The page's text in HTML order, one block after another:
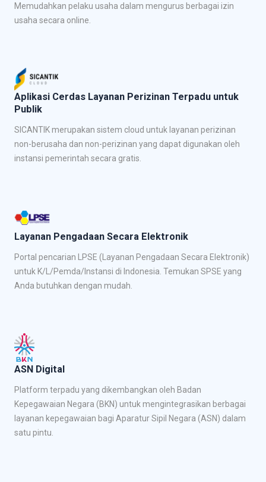
Memudahkan pelaku usaha dalam mengurus berbagai izin
usaha secara online.
Aplikasi Cerdas Layanan Perizinan Terpadu untuk
Publik
SICANTIK merupakan sistem cloud untuk layanan perizinan
non-berusaha dan non-perizinan yang dapat digunakan oleh
instansi pemerintah secara gratis.
Layanan Pengadaan Secara Elektronik
Portal pencarian LPSE (Layanan Pengadaan Secara Elektronik)
untuk K/L/Pemda/Instansi di Indonesia. Temukan SPSE yang
Anda butuhkan dengan mudah.
ASN Digital
Platform terpadu yang dikembangkan oleh Badan
Kepegawaian Negara (BKN) untuk mengintegrasikan berbagai
layanan kepegawaian bagi Aparatur Sipil Negara (ASN) dalam
satu pintu.